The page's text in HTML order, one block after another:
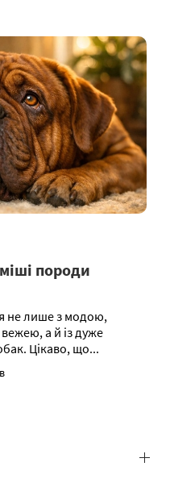
породи
не лише з модою,
а й із дуже
Цікаво, що...